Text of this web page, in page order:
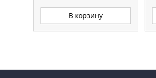
В корзину